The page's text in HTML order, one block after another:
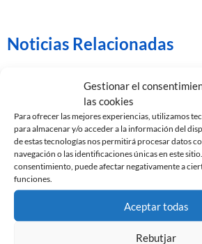
Gestionar el
las cookies
Para ofrecer las mejores experiencias, utilizamos
para almacenar y/o acceder a la información del
de estas tecnologías nos permitirá procesar datos
navegación o las identificaciones únicas en este
consentimiento, puede afectar negativamente a
funciones.
Aceptar todas
Rebutjar
Noticias Relacionadas
ALYA CAMARA RENUEVA CON EL